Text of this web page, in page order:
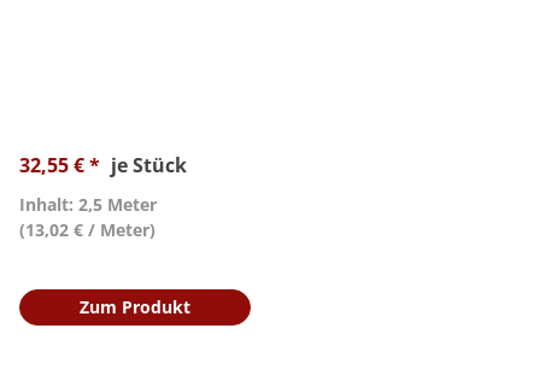
32,55 € * je Stück
Inhalt: 2,5 Meter
(13,02 € / Meter)
Zum Produkt